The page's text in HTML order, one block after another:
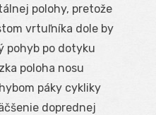
polohy, pretože
vrtuľníka dole by
pohyb po dotyku
poloha nosu
páky cykliky
doprednej